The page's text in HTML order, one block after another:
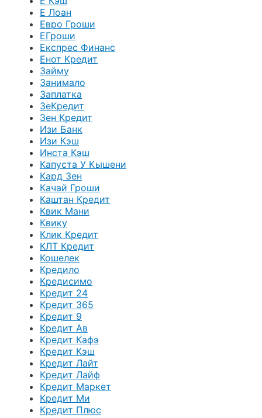
Е Лоан
Евро Гроши
ЕГроши
Експрес Финанс
Енот Кредит
Займу
Занимало
Заплатка
ЗеКредит
Зен Кредит
Изи Банк
Изи Кэш
Инста Кэш
Капуста У Кышени
Кард Зен
Качай Гроши
Каштан Кредит
Квик Мани
Квику
Клик Кредит
КЛТ Кредит
Кошелек
Кредило
Кредисимо
Кредит 24
Кредит 365
Кредит 9
Кредит Ав
Кредит Кафэ
Кредит Кэш
Кредит Лайт
Кредит Лайф
Кредит Маркет
Кредит Ми
Кредит Плюс